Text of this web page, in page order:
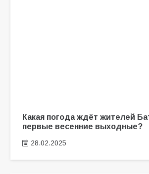
Какая погода ждёт жителей
первые весенние выходные?
28.02.2025